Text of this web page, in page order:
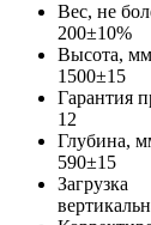
Вес, не
200±10%
Высота, мм
1500±15
Гарантия
12
Глубина,
590±15
Загрузка